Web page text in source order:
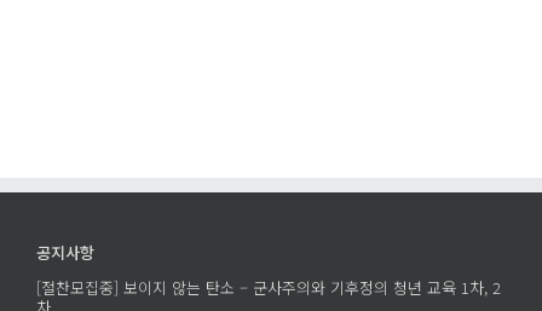
공지사항
[절찬모집중] 보이지 않는 탄소 – 군사주의와 기후정의 청년 교육 1차, 2